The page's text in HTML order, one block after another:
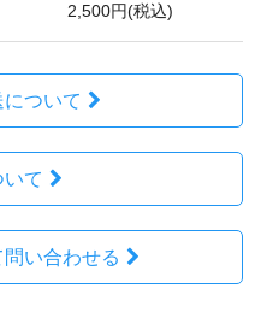
2,500円(税込)
ついて
て
い合わせる